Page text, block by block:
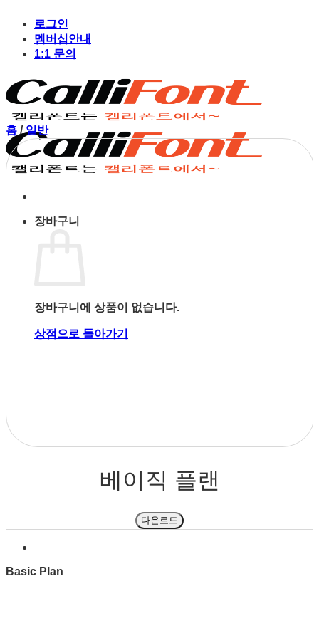
content
로그인
멤버십안내
1:1 문의
장바구니
장바구니에 상품이 없습니다.
상점으로 돌아가기
홈 / 일반
베이직 플랜
다운로드
Basic Plan